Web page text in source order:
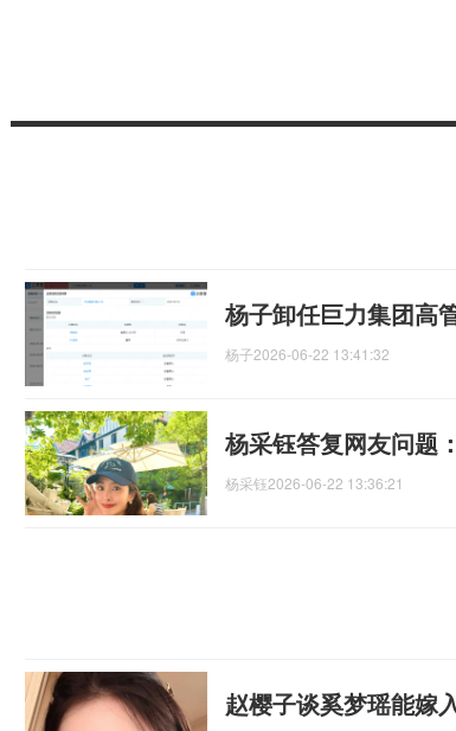
杨子卸任巨力集团高
杨子2026-06-22 13:41:32
杨采钰答复网友问题
杨采钰2026-06-22 13:36:21
赵樱子谈奚梦瑶能嫁